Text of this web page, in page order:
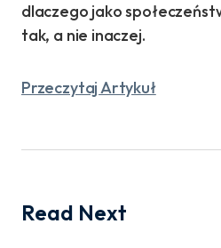
dlaczego jako
tak, a nie inaczej.
Przeczytaj Artykuł
Read Next